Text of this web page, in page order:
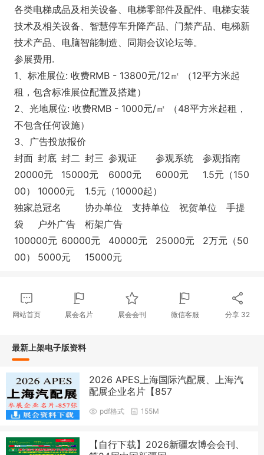
各类电梯成品及相关设备、电梯零部件及配件、电梯安装
技术及相关设备、智慧停车升降产品、门禁产品、电梯新
技术产品、电脑智能制造、同期会议论坛等。
参展费用.
1、标准展位: 收费RMB - 13800元/12㎡ （12平方米起
租，包含标准展位配置及搭建）
2、光地展位: 收费RMB - 1000元/㎡ （48平方米起租，
不包含任何设施）
3、广告投放报价
封面 封底 封二 封三 参观证 参观系统
参观指南
20000元
15000元 6000元 6000元
1.5元（150
00）
10000元
1.5元（10000起）
独家总冠名
协办单位 支持单位 祝贺单位
手提
袋
户外广告
桁架广告
100000元 60000元 40000元 25000元
2万元（50
00）
5000元 15000元
网站首页 展会名片 展会会刊 微信客服 分享 32
最新上架电子版资料
2026 APES上海国际汽配展、上海汽
配展企业名片【857
pdf格式 155M
【自行下载】2026新疆农博会会刊、